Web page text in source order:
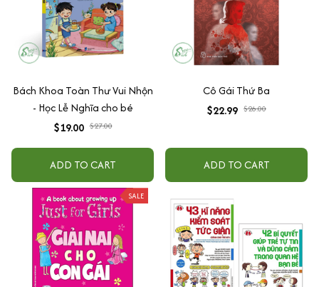
Bách Khoa Toàn Thư Vui Nhộn
- Học Lễ Nghĩa cho bé
$19.00 $27.00
ADD TO CART
Cô Gái Thứ Ba
$22.99 $26.00
ADD TO CART
SALE